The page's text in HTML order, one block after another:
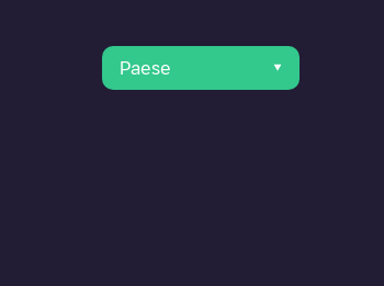
Paese